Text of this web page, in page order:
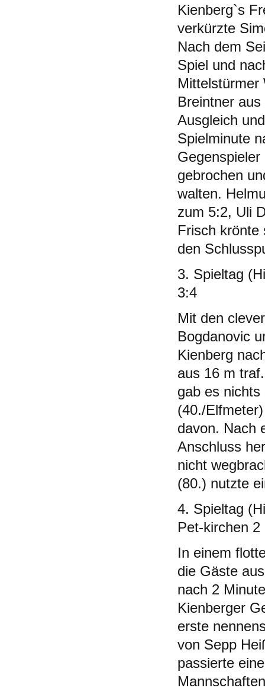
Kienberg`s
verkürzte
Nach dem
Spiel und
Mittelstürmer
Breintner
Ausgleich
Spielminute
gebrochen
walten.
zum 5:2, Uli
Frisch krönte
den
3. Spieltag
3:4
Mit den
Bogdanovic
Kienberg
aus 16 m
gab es
(40./
davon. Nach
Anschluss
nicht
(80.) nutzte
4. Spieltag
Pet-kirchen
In einem
die Gäste
nach 2
Kienberger
erste
von Sepp
passierte